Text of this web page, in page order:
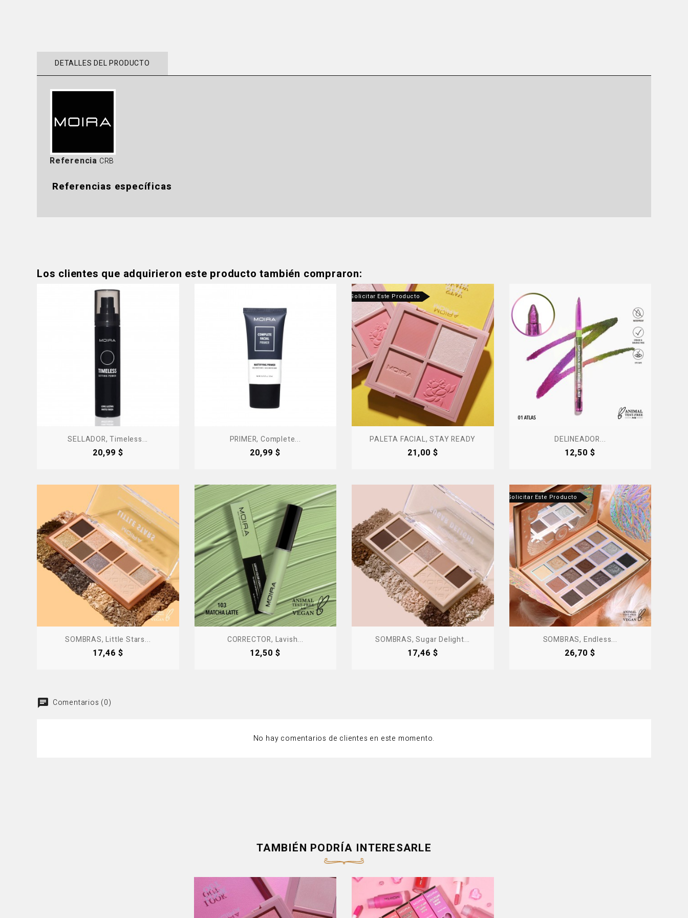
DETALLES DEL PRODUCTO
Referencia CRB
Referencias específicas
Los clientes que adquirieron este producto también compraron:
SELLADOR, Timeless...
Precio
20,99 $
PRIMER, Complete...
Precio
20,99 $
Producto Fuera De Stock - Contáctanos Para Solicitar Este Producto
PALETA FACIAL, STAY READY
Precio
21,00 $
DELINEADOR...
Precio
12,50 $
SOMBRAS, Little Stars...
Precio
17,46 $
CORRECTOR, Lavish...
Precio
12,50 $
SOMBRAS, Sugar Delight...
Precio
17,46 $
Producto Fuera De Stock - Contáctanos Para Solicitar Este Producto
SOMBRAS, Endless...
Precio
26,70 $
Comentarios (0)
No hay comentarios de clientes en este momento.
TAMBIÉN PODRÍA INTERESARLE